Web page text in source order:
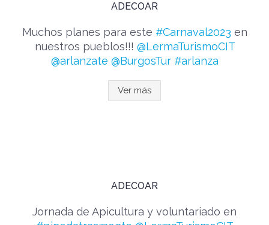
ADECOAR
Muchos planes para este #Carnaval2023 en
nuestros pueblos!!! @LermaTurismoCIT
@arlanzate @BurgosTur #arlanza
Ver más
ADECOAR
Jornada de Apicultura y voluntariado en